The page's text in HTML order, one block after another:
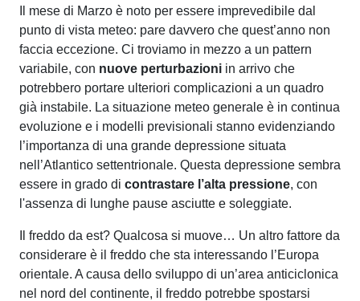
Il mese di Marzo è noto per essere imprevedibile dal
punto di vista meteo: pare davvero che quest’anno⁣ non
faccia eccezione. Ci troviamo in mezzo a un pattern
variabile, con nuove perturbazioni in arrivo che ​
potrebbero portare ulteriori complicazioni a un quadro
già instabile. La ⁤situazione meteo generale è in continua
evoluzione e i modelli previsionali stanno evidenziando
l’importanza di una grande depressione situata
nell’Atlantico settentrionale. Questa depressione sembra
essere in grado di contrastare l’alta pressione, con
l'assenza di lunghe pause asciutte e soleggiate.
Il freddo da est? Qualcosa si muove… Un‌ altro fattore da
considerare è il freddo che sta ⁢interessando l’Europa
orientale. ‌A causa dello sviluppo di un’area anticiclonica
nel nord ⁤del continente, il ‌freddo potrebbe spostarsi